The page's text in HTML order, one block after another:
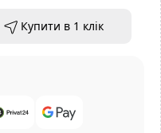
Купити в 1 клiк